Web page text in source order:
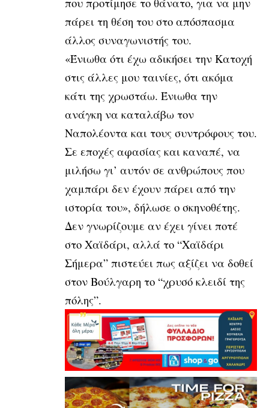
πάρει τη θέση του στο απόσπασμα
άλλος συναγωνιστής του.
«Ένιωθα ότι έχω αδικήσει την Κατοχή
στις άλλες μου ταινίες, ότι ακόμα
κάτι της χρωστάω. Ένιωθα την
ανάγκη να καταλάβω τον
Ναπολέοντα και τους συντρόφους του.
Σε εποχές αφασίας και καναπέ, να
μιλήσω γι’ αυτόν σε ανθρώπους που
χαμπάρι δεν έχουν πάρει από την
ιστορία του», δήλωσε ο σκηνοθέτης.
Δεν γνωρίζουμε αν έχει γίνει ποτέ
στο Χαϊδάρι, αλλά το “Χαϊδάρι
Σήμερα” πιστεύει πως αξίζει να δοθεί
στον Βούλγαρη το “χρυσό κλειδί της
πόλης”.